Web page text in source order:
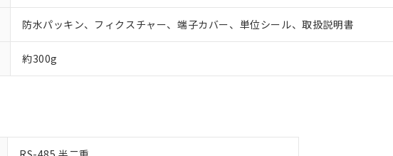
防水パッキン、フィクスチャー、端子カバー、単位シール、取扱説明書
約300g